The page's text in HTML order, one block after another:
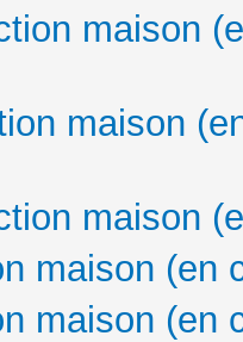
maison
maison
maison
maison (en
maison (en